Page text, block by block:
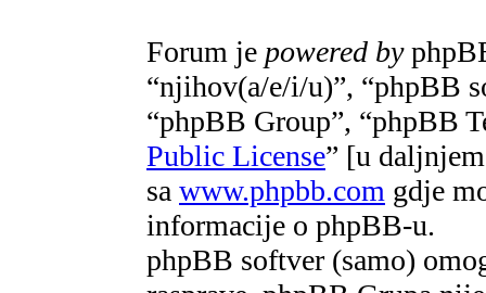
Forum je powered by
“njihov(a/e/i/u)”, “phpBB
“phpBB Group”, “phpBB
Public License” [u
sa www.phpbb.com gdje
informacije o phpBB-u.
phpBB softver (samo)